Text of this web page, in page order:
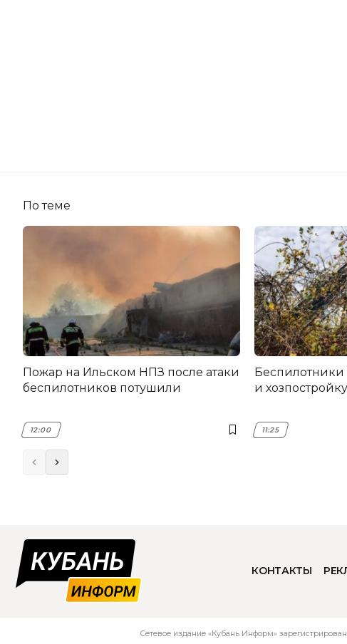
По теме
Пожар на Ильском НПЗ после атаки
беспилотников потушили
12:00
и
11:25
КОНТАКТЫ
Сетевое издание «Кубань Информ»